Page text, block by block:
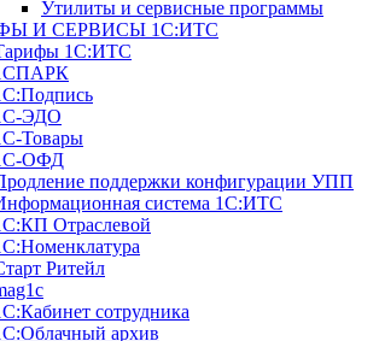
Утилиты и сервисные программы
И СЕРВИСЫ 1С:ИТС
1С:ИТС
ЭДО
Товары
ОФД
поддержки конфигурации УПП
система 1С:ИТС
Отраслевой
Ритейл
сотрудника
архив